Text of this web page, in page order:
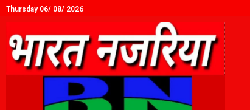
Thursday 06/ 08/ 2026